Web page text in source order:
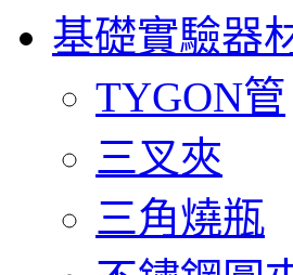
基礎實驗器
TYGON管
三叉夾
三角燒瓶